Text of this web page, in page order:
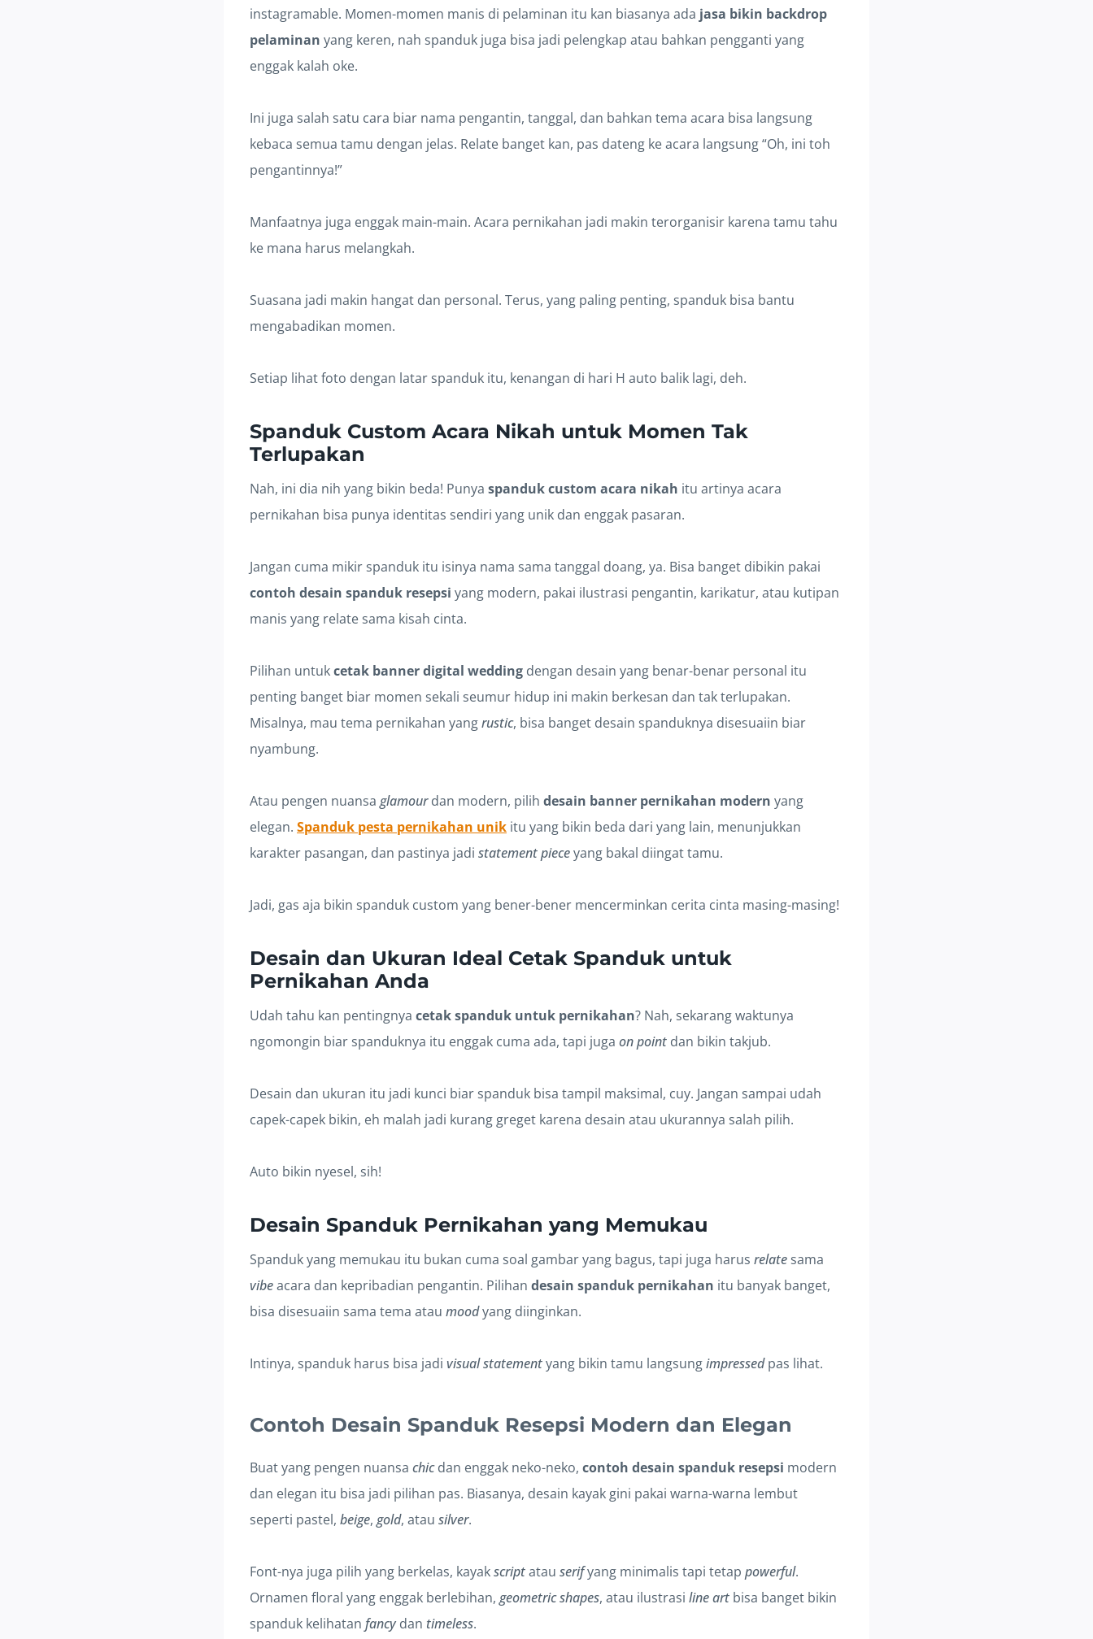
instagramable. Momen-momen manis di pelaminan itu kan biasanya ada jasa bikin backdrop
pelaminan yang keren, nah spanduk juga bisa jadi pelengkap atau bahkan pengganti yang
enggak kalah oke.
Ini juga salah satu cara biar nama pengantin, tanggal, dan bahkan tema acara bisa langsung
kebaca semua tamu dengan jelas. Relate banget kan, pas dateng ke acara langsung “Oh, ini toh
pengantinnya!”
Manfaatnya juga enggak main-main. Acara pernikahan jadi makin terorganisir karena tamu tahu
ke mana harus melangkah.
Suasana jadi makin hangat dan personal. Terus, yang paling penting, spanduk bisa bantu
mengabadikan momen.
Setiap lihat foto dengan latar spanduk itu, kenangan di hari H auto balik lagi, deh.
Spanduk Custom Acara Nikah untuk Momen Tak
Terlupakan
Nah, ini dia nih yang bikin beda! Punya spanduk custom acara nikah itu artinya acara
pernikahan bisa punya identitas sendiri yang unik dan enggak pasaran.
Jangan cuma mikir spanduk itu isinya nama sama tanggal doang, ya. Bisa banget dibikin pakai
contoh desain spanduk resepsi yang modern, pakai ilustrasi pengantin, karikatur, atau kutipan
manis yang relate sama kisah cinta.
Pilihan untukcetak banner digital wedding dengan desain yang benar-benar personal itu
penting banget biar momen sekali seumur hidup ini makin berkesan dan tak terlupakan.
Misalnya, mau tema pernikahan yangrustic, bisa banget desain spanduknya disesuaiin biar
nyambung.
Atau pengen nuansa glamourdan modern, pilih desain banner pernikahan modern yang
elegan. Spanduk pesta pernikahan unik itu yang bikin beda dari yang lain, menunjukkan
karakter pasangan, dan pastinya jadi statement pieceyang bakal diingat tamu.
Jadi, gas aja bikin spanduk custom yang bener-bener mencerminkan cerita cinta masing-masing!
Desain dan Ukuran Ideal Cetak Spanduk untuk
Pernikahan Anda
Udah tahu kan pentingnya cetak spanduk untuk pernikahan? Nah, sekarang waktunya
ngomongin biar spanduknya itu enggak cuma ada, tapi juga on point dan bikin takjub.
Desain dan ukuran itu jadi kunci biar spanduk bisa tampil maksimal, cuy. Jangan sampai udah
capek-capek bikin, eh malah jadi kurang greget karena desain atau ukurannya salah pilih.
Auto bikin nyesel, sih!
Desain Spanduk Pernikahan yang Memukau
Spanduk yang memukau itu bukan cuma soal gambar yang bagus, tapi juga harus relate sama
vibeacara dan kepribadian pengantin. Pilihan desain spanduk pernikahan itu banyak banget,
bisa disesuaiin sama tema atau moodyang diinginkan.
Intinya, spanduk harus bisa jadi visual statementyang bikin tamu langsungimpressedpas lihat.
Contoh Desain Spanduk Resepsi Modern dan Elegan
Buat yang pengen nuansa chicdan enggak neko-neko, contoh desain spanduk resepsi modern
dan elegan itu bisa jadi pilihan pas. Biasanya, desain kayak gini pakai warna-warna lembut
seperti pastel, beige, gold, atau silver.
Font-nya juga pilih yang berkelas, kayakscriptatau serifyang minimalis tapi tetap powerful.
Ornamen floral yang enggak berlebihan, geometric shapes, atau ilustrasi line art bisa banget bikin
spanduk kelihatan fancydan timeless.